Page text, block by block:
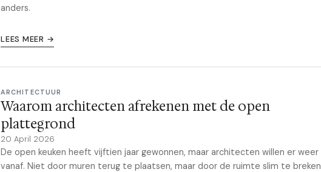
anders.
LEES MEER →
ARCHITECTUUR
Waarom architecten afrekenen met de open
plattegrond
20 April 2026
De open keuken heeft vijftien jaar gewonnen, maar architecten willen er weer
vanaf. Niet door muren terug te plaatsen, maar door de ruimte slim te breken